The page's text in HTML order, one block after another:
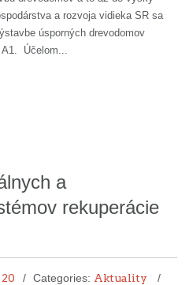
a rozvoja vidieka SR sa
úsporných drevodomov
Účelom...
a
rekuperácie
Categories: Aktuality